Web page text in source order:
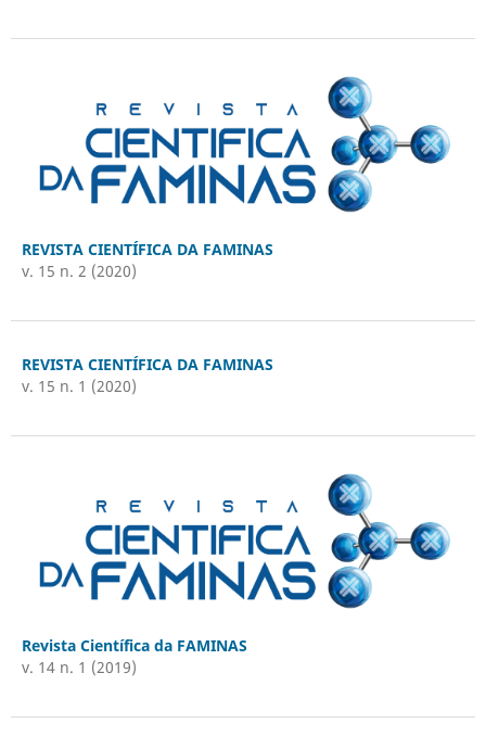
REVISTA CIENTÍFICA DA FAMINAS
v. 15 n. 2 (2020)
REVISTA CIENTÍFICA DA FAMINAS
v. 15 n. 1 (2020)
Revista Científica da FAMINAS
v. 14 n. 1 (2019)